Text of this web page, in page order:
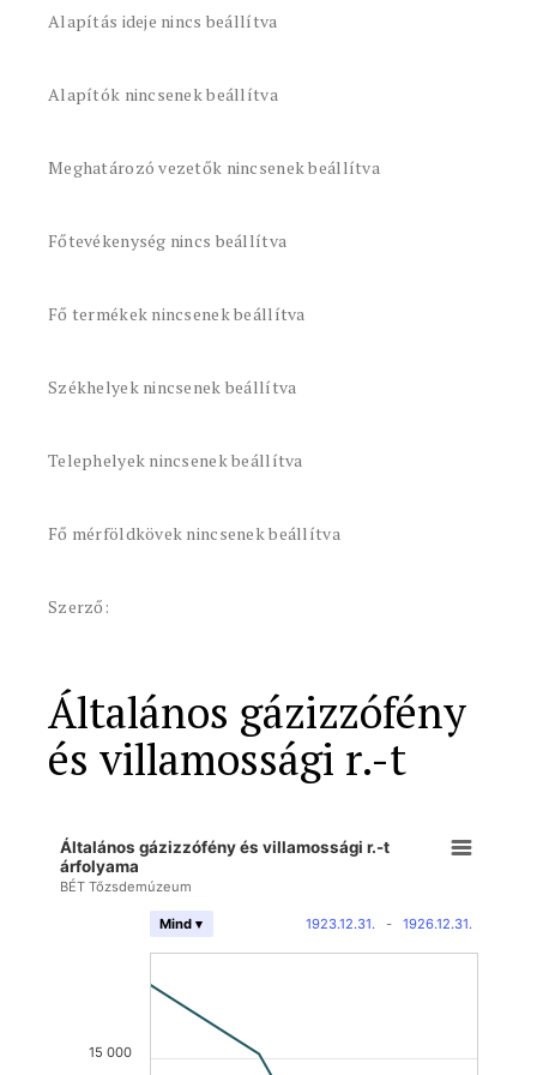
Alapítás ideje nincs beállítva
Alapítók nincsenek beállítva
Meghatározó vezetők nincsenek beállítva
Főtevékenység nincs beállítva
Fő termékek nincsenek beállítva
Székhelyek nincsenek beállítva
Telephelyek nincsenek beállítva
Fő mérföldkövek nincsenek beállítva
Szerző:
Általános gázizzófény
és villamossági r.-t
Általános gázizzófény és villamossági r.-t
árfolyama
BÉT Tőzsdemúzeum
1923.12.31. - 1926.12.31.
Mind ▾
15 000